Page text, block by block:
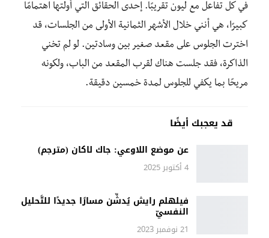
في كل تفاعل مع ليون تقريبًا. إحدى الحقائق التي أولتها اهتمامًا
كبيرًا، هي أنني خلال الأشهر الثمانية الأولى من الجلسات، قد
اخترت الجلوس على مقعد صغير بين وسادتين. لو لم تخني
الذاكرة، فقد جلست هناك لقرب المقعد من الباب، ولكونه
مريحًا بما يكفي للجلوس لمدة خمسين دقيقة.
قد يعجبك أيضًا
عن موضع اللاوعي: جاك لاكان (مترجم)
4 أكتوبر 2025
فيلهلم رايش يُدشِّن مسارًا جديدًا للتَّحليل
النفسيّ
21 نوفمبر 2023